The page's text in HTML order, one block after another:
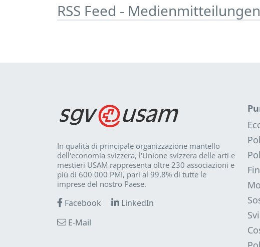
RSS Feed - Medienmitteilungen
In qualità di principale organizzazione mantello
dell'economia svizzera, l'Unione svizzera delle arti e
mestieri USAM rappresenta oltre 230 associazioni e
più di 600 000 PMI, pari al 99,8% di tutte le
imprese del nostro Paese.
Facebook
LinkedIn
E-Mail